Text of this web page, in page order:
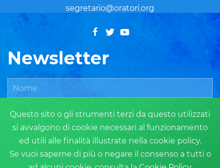
Questo sito o gli strumenti terzi da questo utilizzati
si avvalgono di cookie necessari al funzionamento
ed utili alle finalità illustrate nella cookie policy.
Se vuoi saperne di più o negare il consenso a tutti o
segretario@oratori.org
Newsletter